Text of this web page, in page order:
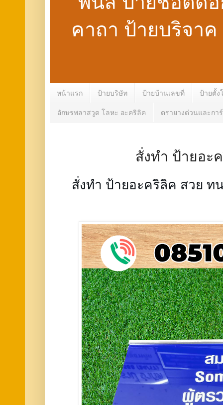
คาถา ป้ายบริจา
หน้าแรก ป้ายบริษัท ป้ายบ้านเลขที่ ป้ายตั้ง
อักษรพลาสวูด โลหะ อะคริลิค ตรายางด่วนและกา
สั่งทำ ป้ายอะ
สั่งทำ ป้ายอะคริลิค สวย ท